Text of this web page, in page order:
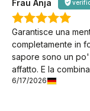
Frau Anja
Garantisce una
completamente in
sapore sono un po'
affatto. E la
6/17/2026